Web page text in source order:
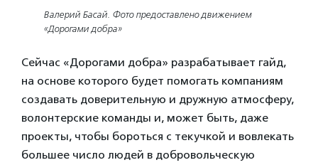
Валерий Басай. Фото предоставлено движением
«Дорогами добра»
Сейчас «Дорогами добра» разрабатывает гайд,
на основе которого будет помогать компаниям
создавать доверительную и дружную атмосферу,
волонтерские команды и, может быть, даже
проекты, чтобы бороться с текучкой и вовлекать
большее число людей в добровольческую